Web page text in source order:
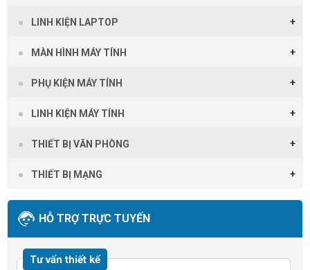
LINH KIỆN LAPTOP
MÀN HÌNH MÁY TÍNH
PHỤ KIỆN MÁY TÍNH
LINH KIỆN MÁY TÍNH
THIẾT BỊ VĂN PHÒNG
THIẾT BỊ MẠNG
HỖ TRỢ TRỰC TUYẾN
Tư vấn thiết kế